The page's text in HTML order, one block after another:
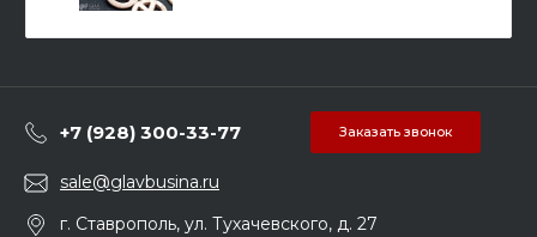
+7 (928) 300-33-77 Заказать звонок
sale@glavbusina.ru
г. Ставрополь, ул. Тухачевского, д. 27